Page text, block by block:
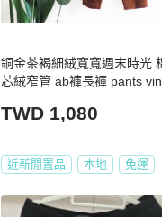
銅金茶褐細絨寬寬週末時光
芯絨窄管 ab褲長褲 pants
TWD 1,080
近新閒置品 本地 免運